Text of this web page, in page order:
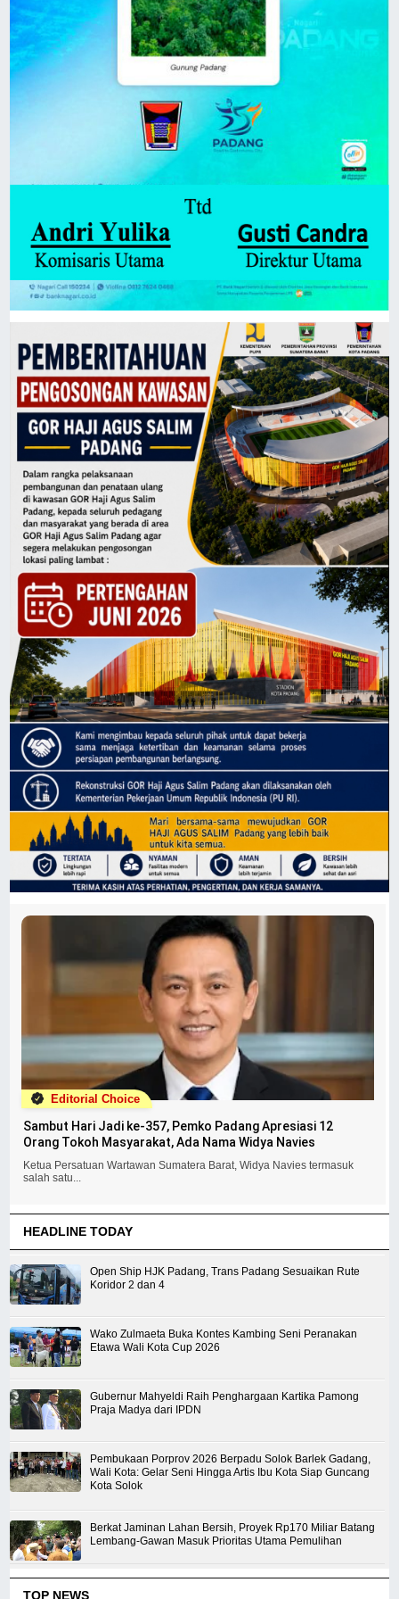
Editorial Choice
Sambut Hari Jadi ke-357, Pemko Padang Apresiasi 12
Orang Tokoh Masyarakat, Ada Nama Widya Navies
Ketua Persatuan Wartawan Sumatera Barat, Widya Navies termasuk
salah satu...
HEADLINE TODAY
Open Ship HJK Padang, Trans Padang Sesuaikan Rute
Koridor 2 dan 4
Wako Zulmaeta Buka Kontes Kambing Seni Peranakan
Etawa Wali Kota Cup 2026
Gubernur Mahyeldi Raih Penghargaan Kartika Pamong
Praja Madya dari IPDN
Pembukaan Porprov 2026 Berpadu Solok Barlek Gadang,
Wali Kota: Gelar Seni Hingga Artis Ibu Kota Siap Guncang
Kota Solok
Berkat Jaminan Lahan Bersih, Proyek Rp170 Miliar Batang
Lembang-Gawan Masuk Prioritas Utama Pemulihan
TOP NEWS